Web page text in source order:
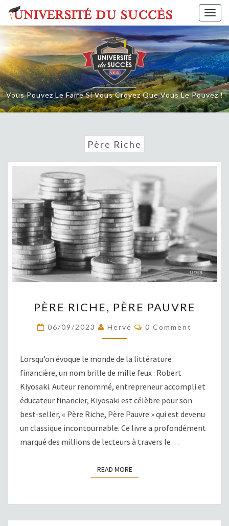
Skip
content
Vous Pouvez Le Faire Si Vous Croyez Que Vous Le Pouvez !
Père Riche
RICHE,
PÈRE
PAUVRE
PÈRE RICHE, PÈRE PAUVRE
06/09/2023 Hervé COMMENTS
0 Comment
Lorsqu’on évoque le monde de la littérature
financière, un nom brille de mille feux : Robert
Kiyosaki. Auteur renommé, entrepreneur accompli et
éducateur financier, Kiyosaki est célèbre pour son
best-seller, « Père Riche, Père Pauvre » qui est devenu
un classique incontournable. Ce livre a profondément
marqué des millions de lecteurs à travers le…
READ MOREREAD MORE